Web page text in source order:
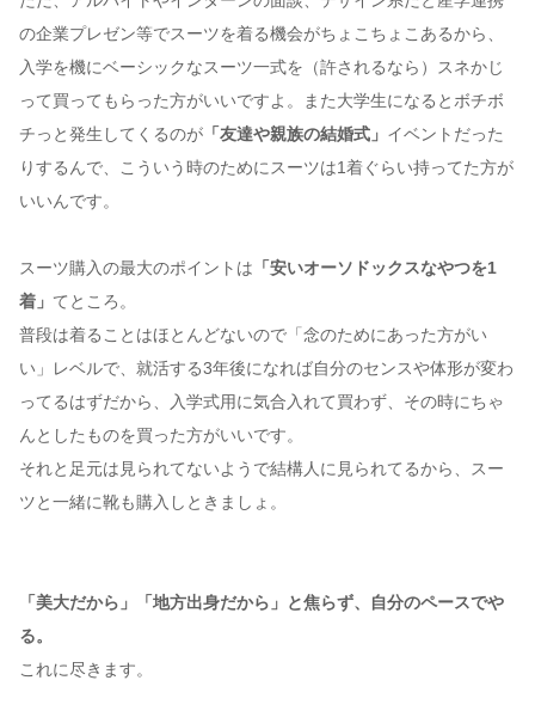
の企業プレゼン等でスーツを着る機会がちょこちょこあるから、
入学を機にベーシックなスーツ一式を（許されるなら）スネかじ
って買ってもらった方がいいですよ。また大学生になるとボチボ
チっと発生してくるのが 「友達や親族の結婚式」 イベントだった
りするんで、こういう時のためにスーツは1着ぐらい持ってた方が
いいんです。
スーツ購入の最大のポイントは 「安いオーソドックスなやつを1
着」 てところ。
普段は着ることはほとんどないので「念のためにあった方がい
い」レベルで、就活する3年後になれば自分のセンスや体形が変わ
ってるはずだから、入学式用に気合入れて買わず、その時にちゃ
んとしたものを買った方がいいです。
それと足元は見られてないようで結構人に見られてるから、スー
ツと一緒に靴も購入しときましょ。
「美大だから」「地方出身だから」と焦らず、自分のペースでや
る。
これに尽きます。